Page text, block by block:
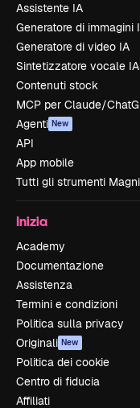
Assistente IA
Generatore di immagini
Generatore di video IA
Sintetizzatore vocale IA
Contenuti stock
MCP per Claude/
Agenti New
API
App mobile
Tutti gli strumenti
Inizia
Academy
Documentazione
Assistenza
Termini e condizioni
Politica sulla privacy
Originali New
Politica dei cookie
Centro di fiducia
Affiliati